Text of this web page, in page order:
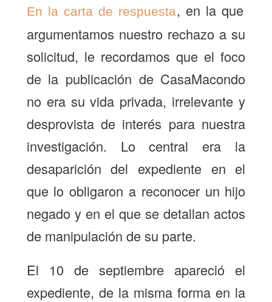
En la carta de respuesta, en la que
argumentamos nuestro rechazo a su
solicitud, le recordamos que el foco
de la publicación de CasaMacondo
no era su vida privada, irrelevante y
desprovista de interés para nuestra
investigación. Lo central era la
desaparición del expediente en el
que lo obligaron a reconocer un hijo
negado y en el que se detallan actos
de manipulación de su parte.
El 10 de septiembre apareció el
expediente, de la misma forma en la